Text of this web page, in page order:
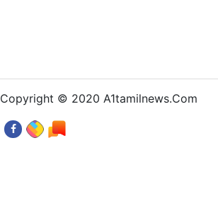
Copyright © 2020 A1tamilnews.Com